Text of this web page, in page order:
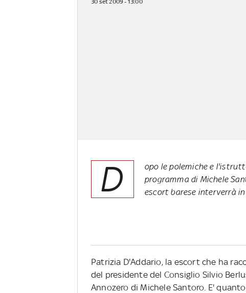
30 set 2009 - 13:00
D
opo le polemiche e
programma di Michele
escort barese interverrà
Patrizia D'Addario, la escort che ha
del presidente del Consiglio Silvio
Annozero di Michele Santoro. E'